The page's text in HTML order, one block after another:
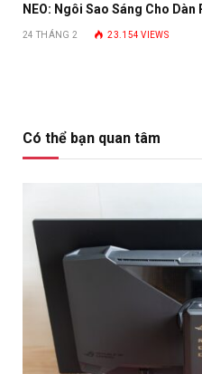
NEO: Ngôi Sao Sáng Cho
24 THÁNG 2 23.154VIEWS
Có thể bạn quan tâm